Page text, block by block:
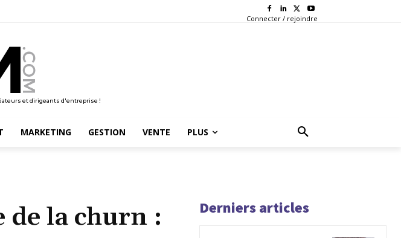
Connecter / rejoindre
et dirigeants d'entreprise !
MARKETING GESTION VENTE PLUS
de la churn :
Derniers articles